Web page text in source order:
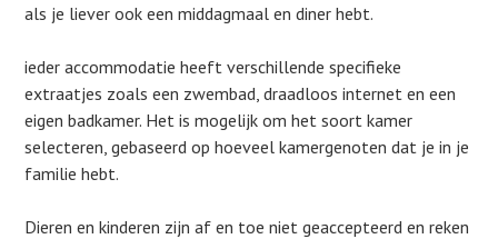
als je liever ook een middagmaal en diner hebt.
ieder accommodatie heeft verschillende specifieke
extraatjes zoals een zwembad, draadloos internet en een
eigen badkamer. Het is mogelijk om het soort kamer
selecteren, gebaseerd op hoeveel kamergenoten dat je in je
familie hebt.
Dieren en kinderen zijn af en toe niet geaccepteerd en reken